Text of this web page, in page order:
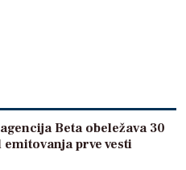
Beta obeležava 30
emitovanja prve vesti